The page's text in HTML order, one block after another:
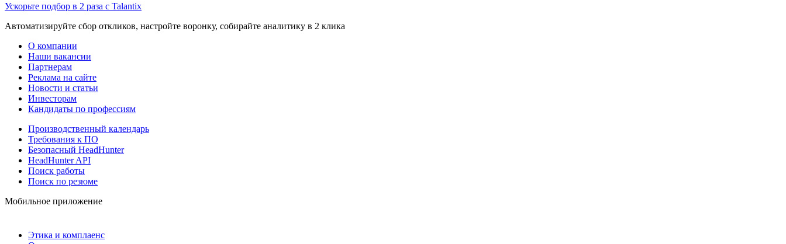
Ускорьте подбор в 2 раза с Talantix
Автоматизируйте сбор откликов, настройте воронку, собирайте аналитику в 2 клика
О компании
Наши вакансии
Партнерам
Реклама на сайте
Новости и статьи
Инвесторам
Кандидаты по профессиям
Производственный календарь
Требования к ПО
Безопасный HeadHunter
HeadHunter API
Поиск работы
Поиск по резюме
Мобильное приложение
Этика и комплаенс